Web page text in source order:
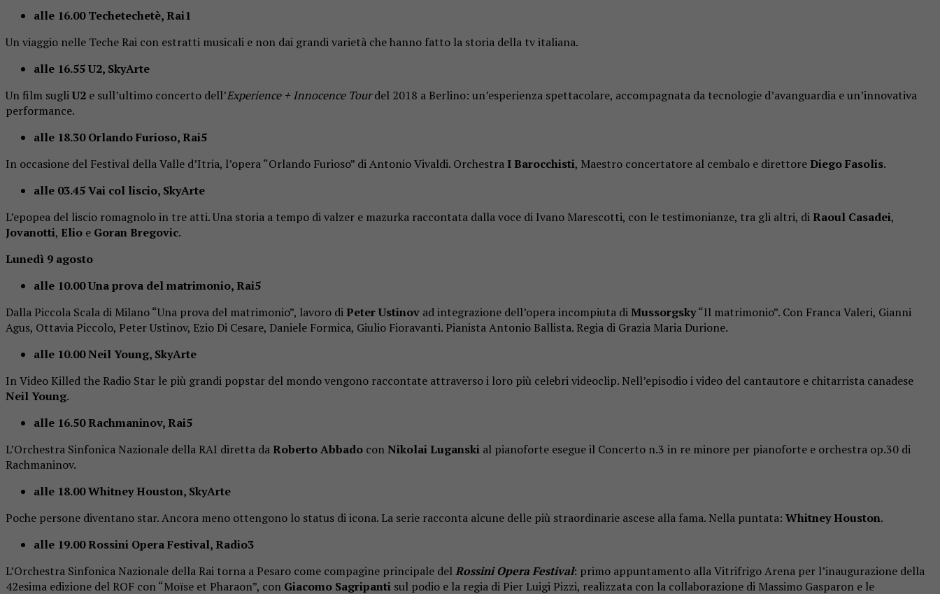
alle 16.00 Techetechetè, Rai1
Un viaggio nelle Teche Rai con estratti musicali e non dai grandi varietà che hanno fatto la storia della tv italiana.
alle 16.55 U2, SkyArte
Un film sugliU2 e sull’ultimo concerto dell’Experience + Innocence Tourdel 2018 a Berlino: un’esperienza spettacolare, accompagnata da tecnologie d’avanguardia e un’innovativa
performance.
alle 18.30 Orlando Furioso, Rai5
In occasione del Festival della Valle d’Itria, l’opera “Orlando Furioso” di Antonio Vivaldi. Orchestra I Barocchisti, Maestro concertatore al cembalo e direttore Diego Fasolis.
alle 03.45 Vai col liscio, SkyArte
L’epopea del liscio romagnolo in tre atti. Una storia a tempo di valzer e mazurka raccontata dalla voce di Ivano Marescotti, con le testimonianze, tra gli altri, di Raoul Casadei,
Jovanotti, Elio e Goran Bregovic.
Lunedì 9 agosto
alle 10.00 Una prova del matrimonio, Rai5
Dalla Piccola Scala di Milano “Una prova del matrimonio”, lavoro di Peter Ustinov ad integrazione dell’opera incompiuta diMussorgsky“Il matrimonio”. Con Franca Valeri, Gianni
Agus, Ottavia Piccolo, Peter Ustinov, Ezio Di Cesare, Daniele Formica, Giulio Fioravanti. Pianista Antonio Ballista. Regia di Grazia Maria Durione.
alle 10.00 Neil Young, SkyArte
In Video Killed the Radio Star le più grandi popstar del mondo vengono raccontate attraverso i loro più celebri videoclip. Nell’episodio i video del cantautore e chitarrista canadese
Neil Young.
alle 16.50 Rachmaninov, Rai5
L’Orchestra Sinfonica Nazionale della RAI diretta da Roberto Abbado conNikolai Luganski al pianoforte esegue il Concerto n.3 in re minore per pianoforte e orchestra op.30 di
Rachmaninov.
alle 18.00 Whitney Houston, SkyArte
Poche persone diventano star. Ancora meno ottengono lo status di icona. La serie racconta alcune delle più straordinarie ascese alla fama. Nella puntata: Whitney Houston.
alle 19.00 Rossini Opera Festival, Radio3
L’Orchestra Sinfonica Nazionale della Rai torna a Pesaro come compagine principale delRossini Opera Festival: primo appuntamento alla Vitrifrigo Arena per l’inaugurazione della
42esima edizione del ROF con “Moïse et Pharaon”, con Giacomo Sagripanti sul podio e la regia di Pier Luigi Pizzi, realizzata con la collaborazione di Massimo Gasparon e le